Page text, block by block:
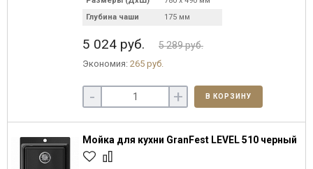
Глубина чаши
175 мм
5 024 руб. 5 289 руб.
Экономия: 265 руб.
- + В КОРЗИНУ
Мойка для кухни GranFest LEVEL 510 черный